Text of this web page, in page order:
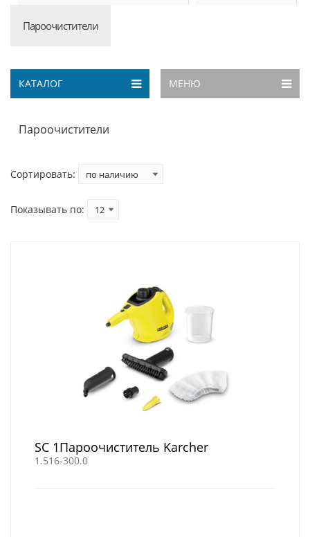
Пароочистители
КАТАЛОГ МЕНЮ
Пароочистители
Сортировать:
Показывать по:
SC 1Пароочиститель Karcher
1.516-300.0